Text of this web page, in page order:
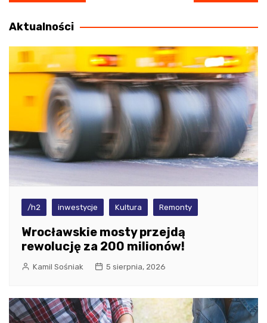
wpisu
Aktualności
/h2 inwestycje Kultura Remonty
Wrocławskie mosty przejdą
rewolucję za 200 milionów!
Kamil Sośniak 5 sierpnia, 2026